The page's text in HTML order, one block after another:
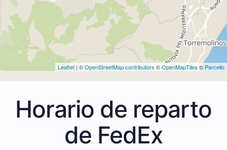
Leaflet | ©OpenStreetMap contributors ©OpenMapTiles © Parcello
Horario de reparto
de FedEx